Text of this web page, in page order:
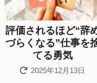
評価されるほど“辞
づらくなる”仕事を
てる勇気
2025年12月13日